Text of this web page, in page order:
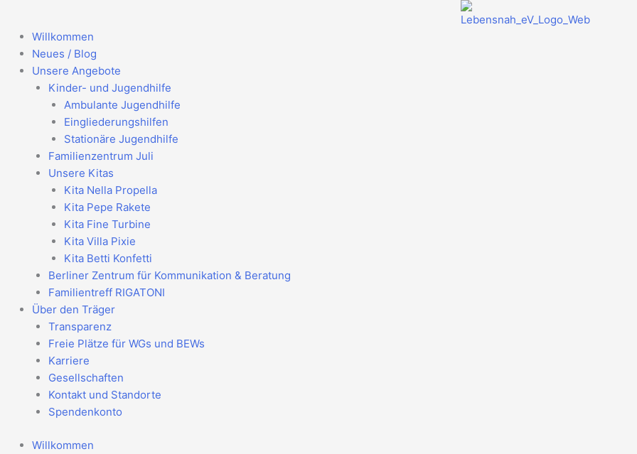
springenWillkommen
Neues / Blog
Unsere Angebote
Kinder- und Jugendhilfe
Ambulante Jugendhilfe
Eingliederungshilfen
Stationäre Jugendhilfe
Familienzentrum Juli
Unsere Kitas
Kita Nella Propella
Kita Pepe Rakete
Kita Fine Turbine
Kita Villa Pixie
Kita Betti Konfetti
Berliner Zentrum für Kommunikation & Beratung
Familientreff RIGATONI
Über den Träger
Transparenz
Freie Plätze für WGs und BEWs
Karriere
Gesellschaften
Kontakt und Standorte
Spendenkonto
Willkommen